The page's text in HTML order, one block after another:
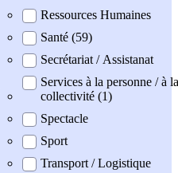
Ressources Humaines
Santé (59)
Secrétariat / Assistanat
Services à la personne / à la
collectivité (1)
Spectacle
Sport
Transport / Logistique